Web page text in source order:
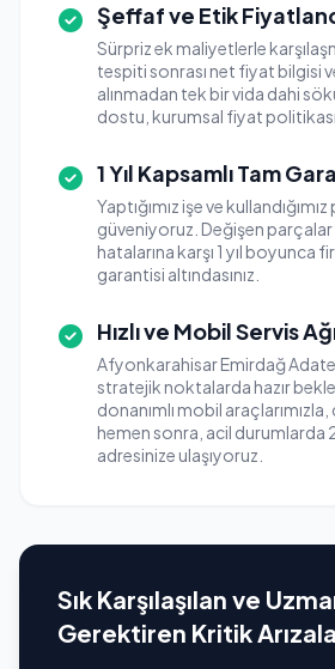
Şeffaf ve Etik
Sürpriz ek maliyetlerle
tespiti sonrası net fiyat bilgisi
alınmadan tek bir vida dahi
dostu, kurumsal fiyat
1 Yıl Kapsamlı Tam
Yaptığımız işe ve
güveniyoruz. Değişen parçalar
hatalarına karşı 1 yıl boyunca
garantisi altındasınız.
Hızlı ve Mobil Servis
Afyonkarahisar Emirdağ
stratejik noktalarda hazır
donanımlı mobil araçlarımızla,
hemen sonra, acil durumlarda
adresinize ulaşıyoruz.
Sık Karşılaşılan ve
Gerektiren Kritik